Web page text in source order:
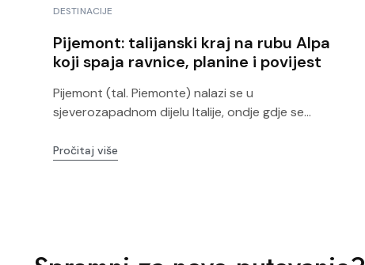
DESTINACIJE
Pijemont: talijanski kraj na rubu Alpa
koji spaja ravnice, planine i povijest
Pijemont (tal. Piemonte) nalazi se u
sjeverozapadnom dijelu Italije, ondje gdje se...
Pročitaj više